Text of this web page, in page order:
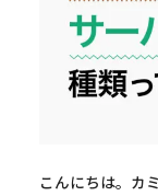
こんにちは。カ